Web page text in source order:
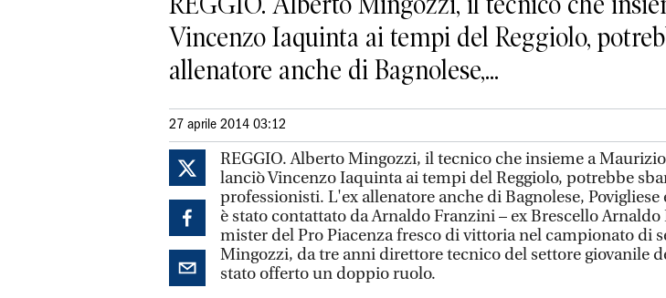
Vincenzo Iaquinta ai tempi del Reggiolo,
allenatore anche di Bagnolese,...
27 aprile 2014 03:12
REGGIO. Alberto Mingozzi, il tecnico che insieme a
lanciò Vincenzo Iaquinta ai tempi del Reggiolo, potrebbe
professionisti. L'ex allenatore anche di Bagnolese, Povigliese
è stato contattato da Arnaldo Franzini – ex Brescello Arnaldo
mister del Pro Piacenza fresco di vittoria nel campionato di
Mingozzi, da tre anni direttore tecnico del settore giovanile
stato offerto un doppio ruolo.